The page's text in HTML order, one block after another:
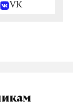
VK